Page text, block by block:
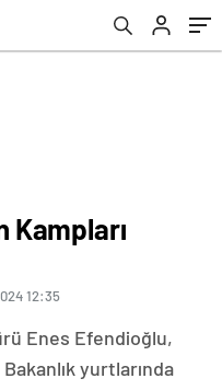
Kampları
12:35
Enes Efendioğlu,
yurtlarında